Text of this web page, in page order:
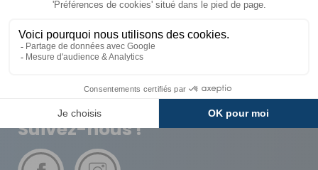
Livraison Paiements
Avantages
Suivez-nous !